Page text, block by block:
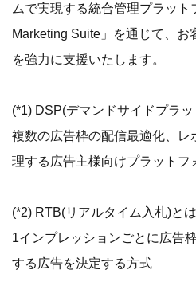
ムで実現する統合管理プラッ
Marketing Suite」を通じて、お
を強力に支援いたします。
(*1) DSP(デマンドサイドプラッ
複数の広告枠の配信最適化、レ
理する広告主様向けプラットフ
(*2) RTB(リアルタイム入札)とは
1インプレッションごとに広告
する広告を決定する方式